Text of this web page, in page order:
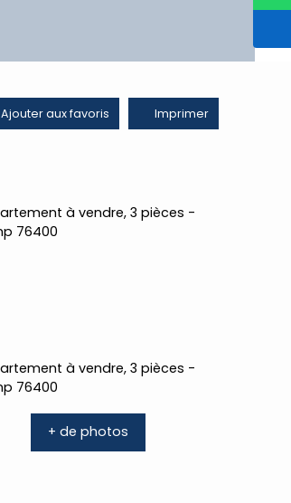
Ajouter aux favoris Imprimer
+ de photos